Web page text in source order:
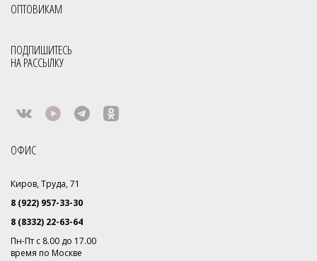
ОПТОВИКАМ
ПОДПИШИТЕСЬ
НА РАССЫЛКУ
ОФИС
Киров, Труда, 71
8 (922) 957-33-30
8 (8332) 22-63-64
Пн-Пт с 8.00 до 17.00
время по Москве